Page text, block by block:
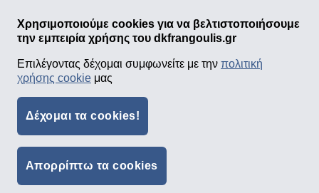
Χρησιμοποιούμε cookies για να βελτιστοποιήσουμε
την εμπειρία χρήσης του dkfrangoulis.gr
Επιλέγοντας δέχομαι συμφωνείτε με την πολιτική
χρήσης cookie μας
Δέχομαι τα cookies!
Απορρίπτω τα cookies